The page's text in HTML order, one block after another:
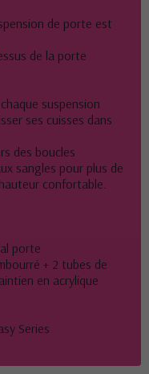
de porte est
de la porte
suspension
ses cuisses dans
des boucles
sangles pour plus de
confortable.
porte
+ 2 tubes de
en acrylique
Series